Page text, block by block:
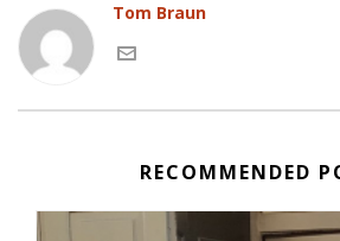
Tom Braun
RECOMMENDED